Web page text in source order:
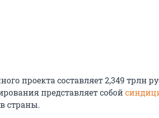
проекта составляет 2,349 трлн
представляет собой
страны.